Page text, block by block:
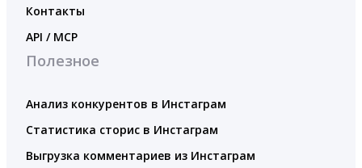
Контакты
API / MCP
Полезное
Анализ конкурентов в Инстаграм
Статистика сторис в Инстаграм
Выгрузка комментариев из Инстаграм